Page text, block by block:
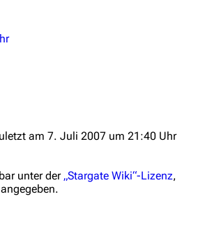
Übersicht
melden
am 7. Juli 2007 um 21:40 Uhr
unter der „Stargate Wiki“-Lizenz,